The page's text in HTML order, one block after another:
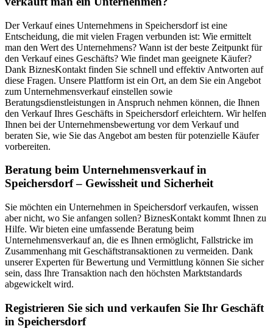
Der Verkauf eines Unternehmens in Speichersdorf ist eine
Entscheidung, die mit vielen Fragen verbunden ist: Wie ermittelt
man den Wert des Unternehmens? Wann ist der beste Zeitpunkt für
den Verkauf eines Geschäfts? Wie findet man geeignete Käufer?
Dank BiznesKontakt finden Sie schnell und effektiv Antworten auf
diese Fragen. Unsere Plattform ist ein Ort, an dem Sie ein Angebot
zum Unternehmensverkauf einstellen sowie
Beratungsdienstleistungen in Anspruch nehmen können, die Ihnen
den Verkauf Ihres Geschäfts in Speichersdorf erleichtern. Wir helfen
Ihnen bei der Unternehmensbewertung vor dem Verkauf und
beraten Sie, wie Sie das Angebot am besten für potenzielle Käufer
vorbereiten.
Beratung beim Unternehmensverkauf in
Speichersdorf – Gewissheit und Sicherheit
Sie möchten ein Unternehmen in Speichersdorf verkaufen, wissen
aber nicht, wo Sie anfangen sollen? BiznesKontakt kommt Ihnen zu
Hilfe. Wir bieten eine umfassende Beratung beim
Unternehmensverkauf an, die es Ihnen ermöglicht, Fallstricke im
Zusammenhang mit Geschäftstransaktionen zu vermeiden. Dank
unserer Experten für Bewertung und Vermittlung können Sie sicher
sein, dass Ihre Transaktion nach den höchsten Marktstandards
abgewickelt wird.
Registrieren Sie sich und verkaufen Sie Ihr Geschäft
in Speichersdorf